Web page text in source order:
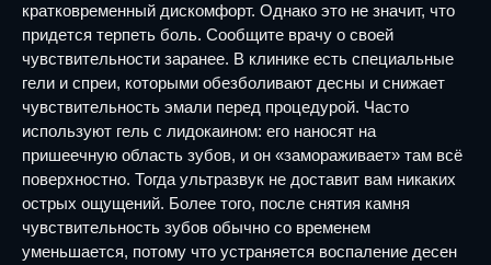
кратковременный дискомфорт. Однако это не значит, что
придется терпеть боль. Сообщите врачу о своей
чувствительности заранее. В клинике есть специальные
гели и спреи, которыми обезболивают десны и снижает
чувствительность эмали перед процедурой. Часто
используют гель с лидокаином: его наносят на
пришеечную область зубов, и он «замораживает» там всё
поверхностно. Тогда ультразвук не доставит вам никаких
острых ощущений. Более того, после снятия камня
чувствительность зубов обычно со временем
уменьшается, потому что устраняется воспаление десен